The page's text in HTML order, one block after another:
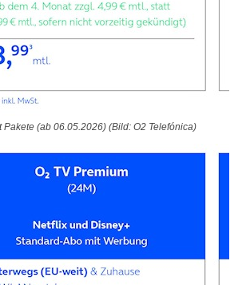
Pakete (ab 06.05.2026) (Bild: O2 Telefónica)